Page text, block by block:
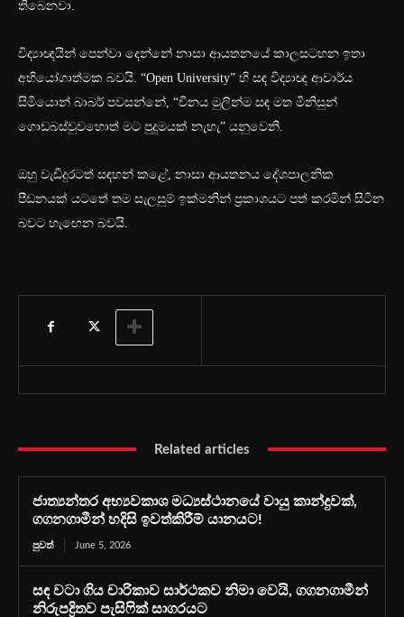
තිබෙනවා.
විද්‍යාඥයින් පෙන්වා දෙන්නේ නාසා ආයතනයේ කාලසටහන ඉතා
අභියෝගාත්මක බවයි. “Open University” හි සඳ විද්‍යාඥ ආචාර්ය
සිමියොන් බාබර් පවසන්නේ, “චීනය මුලින්ම සඳ මත මිනිසුන්
ගොඩබස්වුවහොත් මට පුදුමයක් නැහැ” යනුවෙනි.
ඔහු වැඩිදුරටත් සඳහන් කළේ, නාසා ආයතනය දේශපාලනික
පීඩනයක් යටතේ තම සැලසුම් ඉක්මනින් ප්‍රකාශයට පත් කරමින් සිටින
බවට හැඟෙන බවයි.
Related articles
ජාත්‍යන්තර අභ්‍යවකාශ මධ්‍යස්ථානයේ වායු කාන්දුවක්,
ගගනගාමීන් හදිසි ඉවත්කිරීම් යානයට!
පුවත් June 5, 2026
සඳ වටා ගිය චාරිකාව සාර්ථකව නිමා වෙයි, ගගනගාමීන්
නිරුපද්‍රිතව පැසිෆික් සාගරයට